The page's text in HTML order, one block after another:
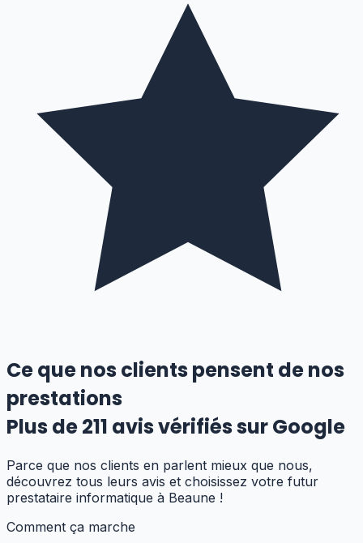
Ce que nos clients pensent de nos
prestations
Plus de211 avis vérifiés sur Google
Parce que nos clients en parlent mieux que nous,
découvrez tous leurs avis et choisissez votre futur
prestataire informatique à Beaune !
Comment ça marche